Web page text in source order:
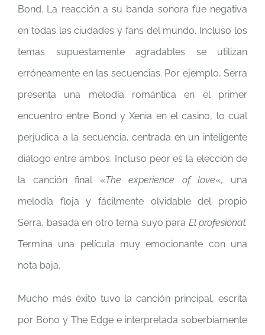
Bond. La reacción a su banda sonora fue negativa
en todas las ciudades y fans del mundo. Incluso los
temas supuestamente agradables se utilizan
erróneamente en las secuencias. Por ejemplo, Serra
presenta una melodía romántica en el primer
encuentro entre Bond y Xenia en el casino, lo cual
perjudica a la secuencia, centrada en un inteligente
diálogo entre ambos. Incluso peor es la elección de
la canción final «The experience of love«, una
melodía floja y fácilmente olvidable del propio
Serra, basada en otro tema suyo para El profesional.
Termina una película muy emocionante con una
nota baja.
Mucho más éxito tuvo la canción principal, escrita
por Bono y The Edge e interpretada soberbiamente